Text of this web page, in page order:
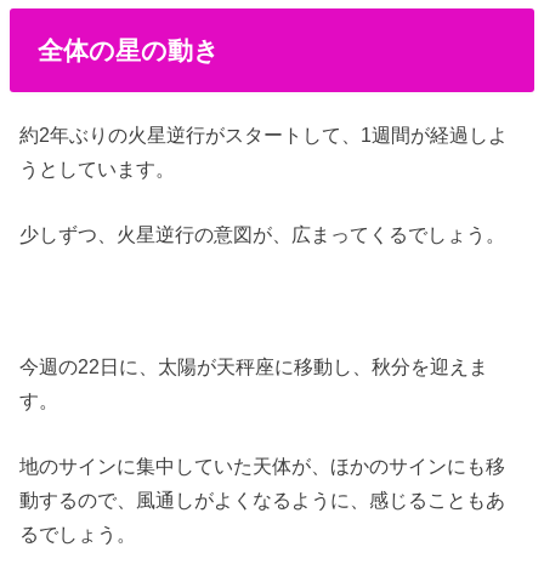
全体の星の動き
約2年ぶりの火星逆行がスタートして、1週間が経過しよ
うとしています。
少しずつ、火星逆行の意図が、広まってくるでしょう。
今週の22日に、太陽が天秤座に移動し、秋分を迎えま
す。
地のサインに集中していた天体が、ほかのサインにも移
動するので、風通しがよくなるように、感じることもあ
るでしょう。